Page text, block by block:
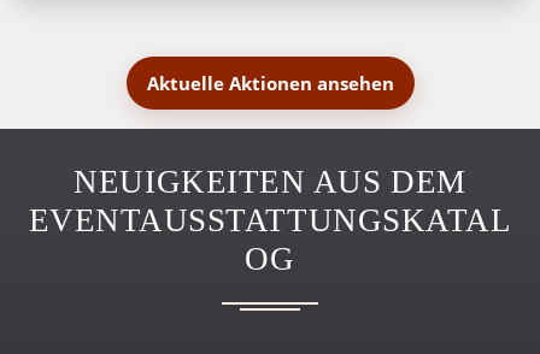
Aktuelle Aktionen ansehen
NEUIGKEITEN AUS DEM
EVENTAUSSTATTUNGSKATAL
OG